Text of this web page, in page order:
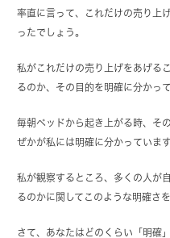
率直に言って、これだけの売り上
ったでしょう。
私がこれだけの売り上げをあげる
るのか、その目的を明確に分かっ
毎朝ベッドから起き上がる時、そ
ぜかが私には明確に分かっています
私が観察するところ、多くの人が
るのかに関してこのような明確さ
さて、あなたはどのくらい「明確